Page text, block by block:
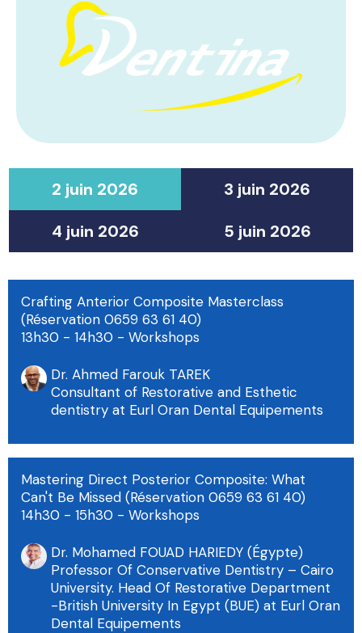
2 juin 2026
3 juin 2026
4 juin 2026
5 juin 2026
Crafting Anterior Composite Masterclass
(Réservation 0659 63 61 40)
13h30 - 14h30 - Workshops
Dr. Ahmed Farouk TAREK
Consultant of Restorative and Esthetic
dentistry at Eurl Oran Dental Equipements
Mastering Direct Posterior Composite: What
Can't Be Missed (Réservation 0659 63 61 40)
14h30 - 15h30 - Workshops
Dr. Mohamed FOUAD HARIEDY (Égypte)
Professor Of Conservative Dentistry – Cairo
University. Head Of Restorative Department
-British University In Egypt (BUE) at Eurl Oran
Dental Equipements